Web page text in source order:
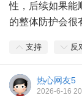
性，后续如果能
的整体防护会很
支持 反
热心网友5
2026-6-16